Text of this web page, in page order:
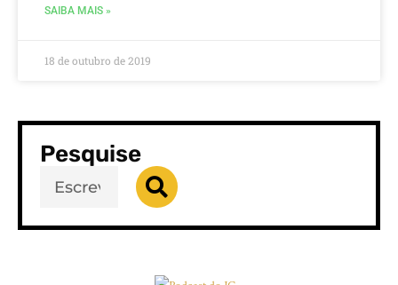
SAIBA MAIS »
18 de outubro de 2019
Pesquise